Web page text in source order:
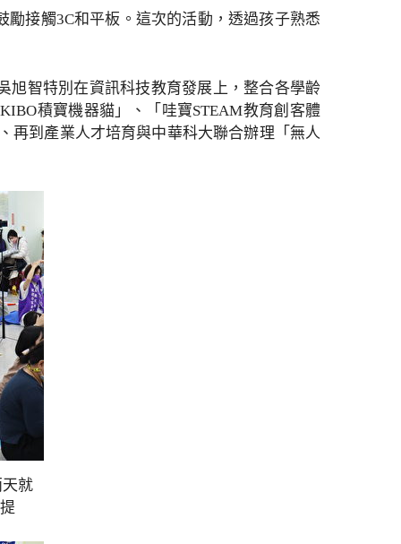
接觸3C和平板。這次的活動，透過孩子熟悉
旭智特別在資訊科技教育發展上，整合各學齡
積寶機器貓」、「哇寶STEAM教育創客體
再到產業人才培育與中華科大聯合辦理「無人
就